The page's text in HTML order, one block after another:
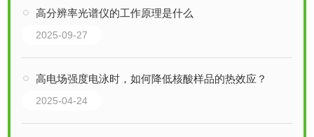
高分辨率光谱仪的工作原理是什么
2025-09-27
高电场强度电泳时，如何降低核酸样品的热效应？
2025-04-24